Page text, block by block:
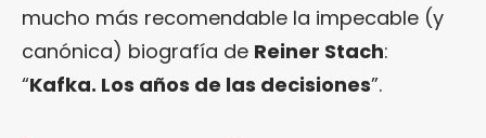
mucho más recomendable la impecable (y
canónica) biografía de Reiner Stach:
“Kafka. Los años de las decisiones”.